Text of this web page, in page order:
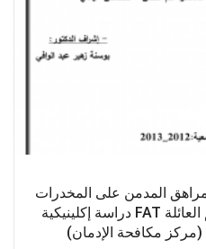
المدمن على المخدرات
من خلال تطبيق اختبار تفهم العائلة FAT دراسة إكلينيكية